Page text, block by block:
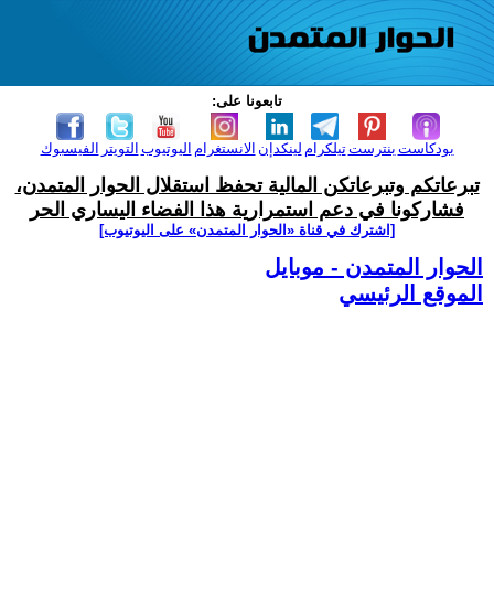
تابعونا على:
الفيسبوك التويتر اليوتيوب الانستغرام لينكدإن تيلكرامبنترست بودكاست
تبرعاتكم وتبرعاتكن المالية تحفظ استقلال الحوار المتمدن،
فشاركونا في دعم استمرارية هذا الفضاء اليساري الحر
[اشترك في قناة ‫«الحوار المتمدن» على اليوتيوب]
الحوار المتمدن - موبايل
الموقع الرئيسي